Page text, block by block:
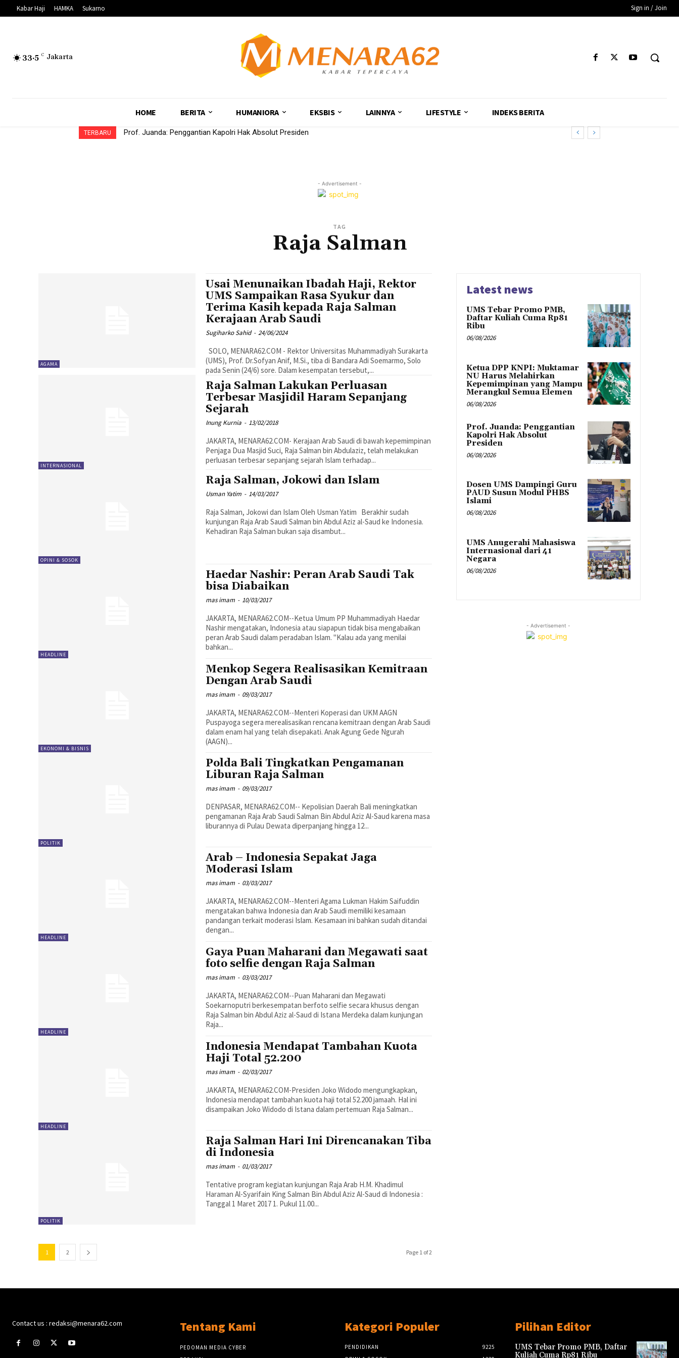
Kabar Haji HAMKA Sukarno Sign in / Join
33.5 C Jakarta
HOME BERITA HUMANIORA EKSBIS LAINNYA LIFESTYLE INDEKS BERITA
TERBARU Prof. Juanda: Penggantian Kapolri Hak Absolut Presiden
- Advertisement -
TAG
Raja Salman
AGAMA
Usai Menunaikan Ibadah Haji, Rektor
UMS Sampaikan Rasa Syukur dan
Terima Kasih kepada Raja Salman
Kerajaan Arab Saudi
Sugiharko Sahid - 24/06/2024
SOLO, MENARA62.COM - Rektor Universitas Muhammadiyah Surakarta
(UMS), Prof. Dr.Sofyan Anif, M.Si., tiba di Bandara Adi Soemarmo, Solo
pada Senin (24/6) sore. Dalam kesempatan tersebut,...
INTERNASIONAL
Raja Salman Lakukan Perluasan
Terbesar Masjidil Haram Sepanjang
Sejarah
Inung Kurnia - 13/02/2018
JAKARTA, MENARA62.COM- Kerajaan Arab Saudi di bawah kepemimpinan
Penjaga Dua Masjid Suci, Raja Salman bin Abdulaziz, telah melakukan
perluasan terbesar sepanjang sejarah Islam terhadap...
OPINI & SOSOK
Raja Salman, Jokowi dan Islam
Usman Yatim - 14/03/2017
Raja Salman, Jokowi dan Islam Oleh Usman Yatim Berakhir sudah
kunjungan Raja Arab Saudi Salman bin Abdul Aziz al-Saud ke Indonesia.
Kehadiran Raja Salman bukan saja disambut...
HEADLINE
Haedar Nashir: Peran Arab Saudi Tak
bisa Diabaikan
mas imam - 10/03/2017
JAKARTA, MENARA62.COM--Ketua Umum PP Muhammadiyah Haedar
Nashir mengatakan, Indonesia atau siapapun tidak bisa mengabaikan
peran Arab Saudi dalam peradaban Islam. "Kalau ada yang menilai
bahkan...
EKONOMI & BISNIS
Menkop Segera Realisasikan Kemitraan
Dengan Arab Saudi
mas imam - 09/03/2017
JAKARTA, MENARA62.COM--Menteri Koperasi dan UKM AAGN
Puspayoga segera merealisasikan rencana kemitraan dengan Arab Saudi
dalam enam hal yang telah disepakati. Anak Agung Gede Ngurah
(AAGN)...
POLITIK
Polda Bali Tingkatkan Pengamanan
Liburan Raja Salman
mas imam - 09/03/2017
DENPASAR, MENARA62.COM-- Kepolisian Daerah Bali meningkatkan
pengamanan Raja Arab Saudi Salman Bin Abdul Aziz Al-Saud karena masa
liburannya di Pulau Dewata diperpanjang hingga 12...
HEADLINE
Arab – Indonesia Sepakat Jaga
Moderasi Islam
mas imam - 03/03/2017
JAKARTA, MENARA62.COM--Menteri Agama Lukman Hakim Saifuddin
mengatakan bahwa Indonesia dan Arab Saudi memiliki kesamaan
pandangan terkait moderasi Islam. Kesamaan ini bahkan sudah ditandai
dengan...
HEADLINE
Gaya Puan Maharani dan Megawati saat
foto selfie dengan Raja Salman
mas imam - 03/03/2017
JAKARTA, MENARA62.COM--Puan Maharani dan Megawati
Soekarnoputri berkesempatan berfoto selfie secara khusus dengan
Raja Salman bin Abdul Aziz al-Saud di Istana Merdeka dalam kunjungan
Raja...
HEADLINE
Indonesia Mendapat Tambahan Kuota
Haji Total 52.200
mas imam - 02/03/2017
JAKARTA, MENARA62.COM-Presiden Joko Widodo mengungkapkan,
Indonesia mendapat tambahan kuota haji total 52.200 jamaah. Hal ini
disampaikan Joko Widodo di Istana dalam pertemuan Raja Salman...
POLITIK
Raja Salman Hari Ini Direncanakan Tiba
di Indonesia
mas imam - 01/03/2017
Tentative program kegiatan kunjungan Raja Arab H.M. Khadimul
Haraman Al-Syarifain King Salman Bin Abdul Aziz Al-Saud di Indonesia :
Tanggal 1 Maret 2017 1. Pukul 11.00...
1 2 Page 1 of 2
Latest news
UMS Tebar Promo PMB,
Daftar Kuliah Cuma Rp81
Ribu
06/08/2026
Ketua DPP KNPI: Muktamar
NU Harus Melahirkan
Kepemimpinan yang Mampu
Merangkul Semua Elemen
06/08/2026
Prof. Juanda: Penggantian
Kapolri Hak Absolut
Presiden
06/08/2026
Dosen UMS Dampingi Guru
PAUD Susun Modul PHBS
Islami
06/08/2026
UMS Anugerahi Mahasiswa
Internasional dari 41
Negara
06/08/2026
- Advertisement -
Contact us : redaksi@menara62.com Tentang Kami
PEDOMAN MEDIA CYBER
Kategori Populer
PENDIDIKAN
9225
Pilihan Editor
UMS Tebar Promo PMB, Daftar
Kuliah Cuma Rp81 Ribu